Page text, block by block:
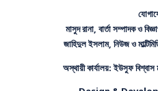
মাসুদ রানা, বার্তা সম্পাদক ও
জাহিদুল ইসলাম, নিউজ ও
অস্থায়ী কার্যালয়: ইউসুফ বিশ্বাস